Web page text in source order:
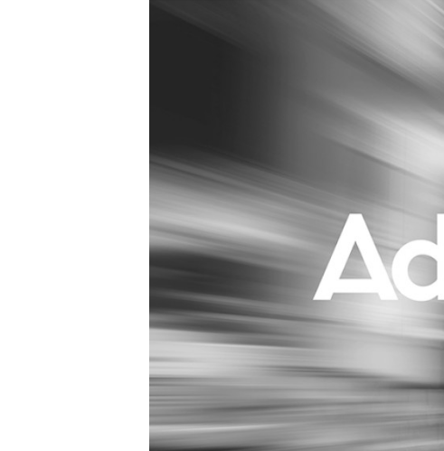
Influencer marketing
Interne communicatie